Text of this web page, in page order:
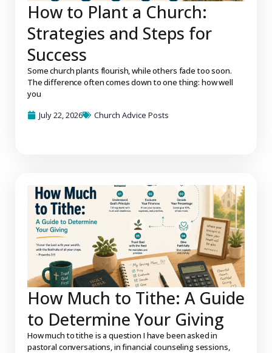
How to Plant a Church:
Strategies and Steps for
Success
Some church plants flourish, while others fade too soon.
The difference often comes down to one thing: how well
you
July 22, 2026
Church Advice Posts
How Much to Tithe: A Guide
to Determine Your Giving
How much to tithe is a question I have been asked in
pastoral conversations, in financial counseling sessions,